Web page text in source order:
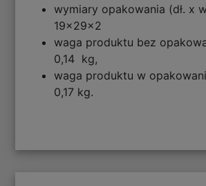
wymiary opakowania (dł. x
19x29x2
waga produktu bez
0,14 kg,
waga produktu w
0,17 kg.